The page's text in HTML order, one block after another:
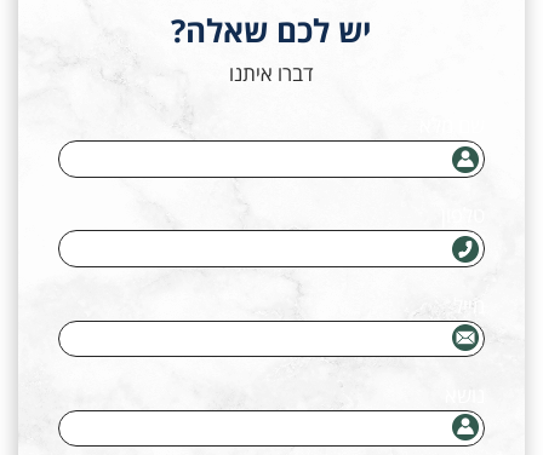
נושא
הודעה (אופציונלי)
יש לכם שאלה?
דברו איתנו
מייל